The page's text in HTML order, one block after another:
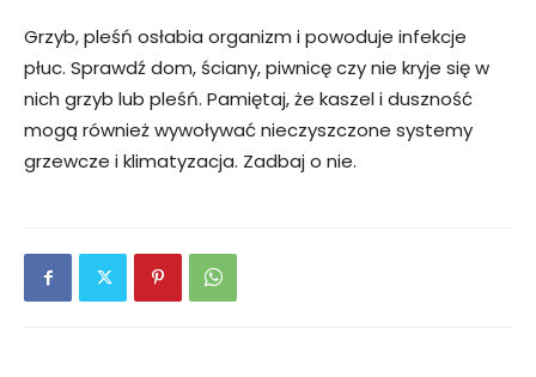
Grzyb, pleśń osłabia organizm i powoduje infekcje
płuc. Sprawdź dom, ściany, piwnicę czy nie kryje się w
nich grzyb lub pleśń. Pamiętaj, że kaszel i duszność
mogą również wywoływać nieczyszczone systemy
grzewcze i klimatyzacja. Zadbaj o nie.